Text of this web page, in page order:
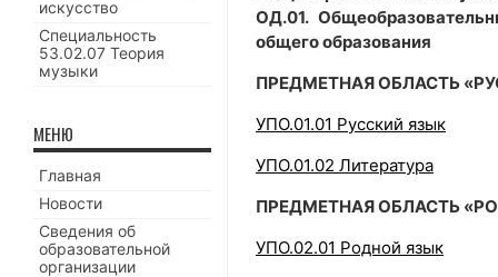
ОД.01.
общего образования
ПРЕДМЕТНАЯ ОБЛАСТЬ
УПО.01.01 Русский язык
УПО.01.02 Литература
ПРЕДМЕТНАЯ ОБЛАСТЬ
УПО.02.01 Родной язык
искусство
Специальность
53.02.07 Теория
музыки
МЕНЮ
Главная
Новости
Сведения об
образовательной
организации